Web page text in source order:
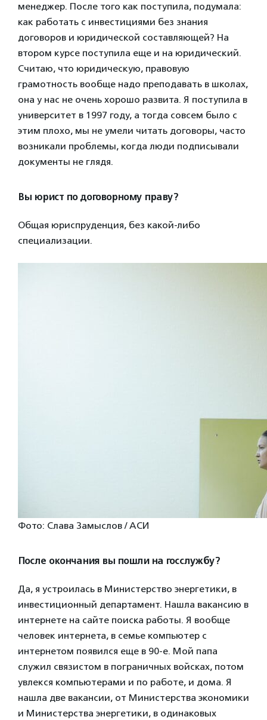
менеджер. После того как поступила, подумала:
как работать с инвестициями без знания
договоров и юридической составляющей? На
втором курсе поступила еще и на юридический.
Считаю, что юридическую, правовую
грамотность вообще надо преподавать в школах,
она у нас не очень хорошо развита. Я поступила в
университет в 1997 году, а тогда совсем было с
этим плохо, мы не умели читать договоры, часто
возникали проблемы, когда люди подписывали
документы не глядя.
Вы юрист по договорному праву?
Общая юриспруденция, без какой-либо
специализации.
Фото: Слава Замыслов / АСИ
После окончания вы пошли на госслужбу?
Да, я устроилась в Министерство энергетики, в
инвестиционный департамент. Нашла вакансию в
интернете на сайте поиска работы. Я вообще
человек интернета, в семье компьютер с
интернетом появился еще в 90-е. Мой папа
служил связистом в пограничных войсках, потом
увлекся компьютерами и по работе, и дома. Я
нашла две вакансии, от Министерства экономики
и Министерства энергетики, в одинаковых